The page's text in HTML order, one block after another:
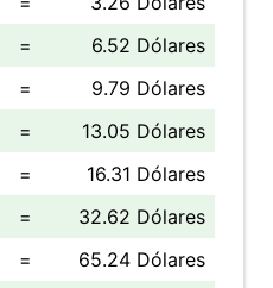
=
6.52 Dólares
=
9.79 Dólares
=
13.05 Dólares
=
16.31 Dólares
=
32.62 Dólares
= 65.24 Dólares